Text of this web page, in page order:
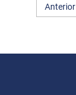
Anterior